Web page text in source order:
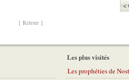
<
[ Retour ]
Les plus visités
Les prophéties de